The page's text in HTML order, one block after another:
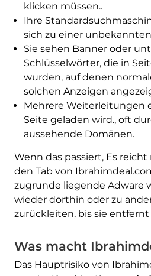
klicken müssen..
Ihre
sich zu einer
Sie sehen Banner oder
Schlüsselwörter, die in
wurden, auf denen
solchen Anzeigen
Mehrere Weiterleitungen
Seite geladen wird., oft
aussehende Domänen.
Wenn das passiert, Es
den Tab von
zugrunde liegende Adware
wieder dorthin oder zu
zurückleiten, bis sie entfernt
Was macht
Das Hauptrisiko von